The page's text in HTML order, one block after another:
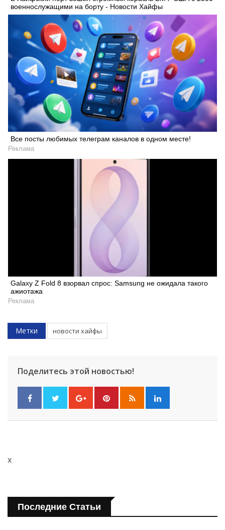
военнослужащими на борту - Новости Хайфы
Все посты любимых телеграм каналов в одном месте!
Реклама
Galaxy Z Fold 8 взорвал спрос: Samsung не ожидала такого
ажиотажа
Реклама
Метки новости хайфы
Поделитесь этой новостью!
x
Последние Статьи